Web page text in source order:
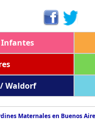
Infantes
Waldorf
Maternales en Buenos